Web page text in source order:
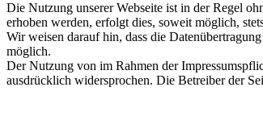
Die Nutzung unserer Webseite ist in der Regel
erhoben werden, erfolgt dies, soweit möglich,
Wir weisen darauf hin, dass die
möglich.
Der Nutzung von im Rahmen der
ausdrücklich widersprochen. Die Betreiber der